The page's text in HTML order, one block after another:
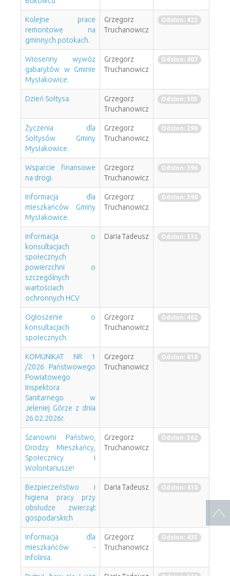
Kolejne prace
remontowe na
gminnych potokach.
Grzegorz
Truchanowicz
Odsłon: 422
Wiosenny wywóz
gabarytów w Gminie
Mysłakowice.
Grzegorz
Truchanowicz
Odsłon: 407
Dzień Sołtysa.
Grzegorz
Truchanowicz
Odsłon: 305
Życzenia dla
Sołtysów Gminy
Mysłakowice.
Grzegorz
Truchanowicz
Odsłon: 298
Wsparcie finansowe
na drogi.
Grzegorz
Truchanowicz
Odsłon: 396
Informacja dla
mieszkańców Gminy
Mysłakowice.
Grzegorz
Truchanowicz
Odsłon: 390
Informacja o
konsultacjach
społecznych
powierzchni o
szczególnych
wartościach
ochronnych HCV
Daria Tadeusz Odsłon: 332
Ogłoszenie o
konsultacjach
społecznych.
Grzegorz
Truchanowicz
Odsłon: 462
KOMUNIKAT NR 1
/2026 Państwowego
Powiatowego
Inspektora
Sanitarnego w
Jeleniej Górze z dnia
26.02.2026r.
Grzegorz
Truchanowicz
Odsłon: 818
Szanowni Państwo,
Drodzy Mieszkańcy,
Społecznicy i
Wolontariusze!
Grzegorz
Truchanowicz
Odsłon: 362
Bezpieczeństwo i
higiena pracy przy
obsłudze zwierząt
gospodarskich
Daria Tadeusz Odsłon: 410
Informacja dla
mieszkańców -
infolinia.
Grzegorz
Truchanowicz
Odsłon: 435